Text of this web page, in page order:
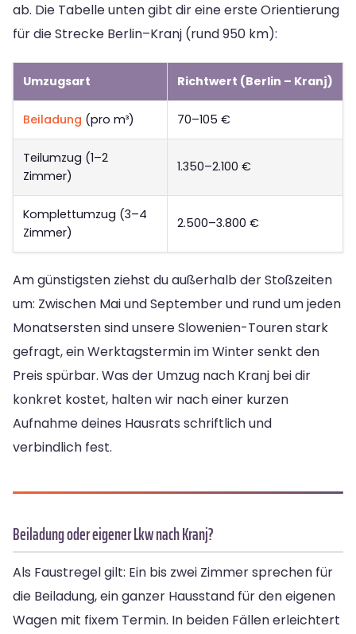
ab. Die Tabelle unten gibt dir eine erste Orientierung
für die Strecke Berlin–Kranj (rund 950 km):
Umzugsart Richtwert (Berlin – Kranj)
Beiladung (pro m³) 70–105 €
Teilumzug (1–2
Zimmer)
1.350–2.100 €
Komplettumzug (3–4
Zimmer)
2.500–3.800 €
Am günstigsten ziehst du außerhalb der Stoßzeiten
um: Zwischen Mai und September und rund um jeden
Monatsersten sind unsere Slowenien-Touren stark
gefragt, ein Werktagstermin im Winter senkt den
Preis spürbar. Was der Umzug nach Kranj bei dir
konkret kostet, halten wir nach einer kurzen
Aufnahme deines Hausrats schriftlich und
verbindlich fest.
Beiladung oder eigener Lkw nach Kranj?
Als Faustregel gilt: Ein bis zwei Zimmer sprechen für
die Beiladung, ein ganzer Hausstand für den eigenen
Wagen mit fixem Termin. In beiden Fällen erleichtert